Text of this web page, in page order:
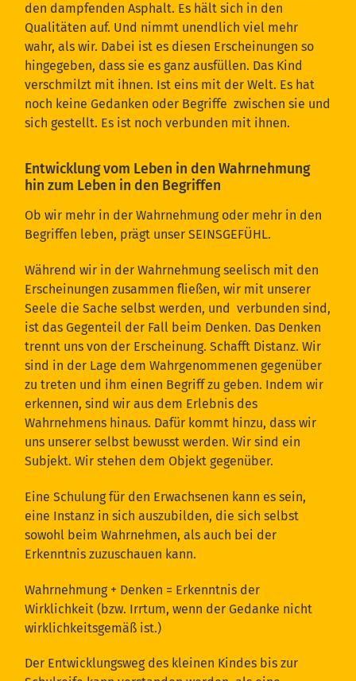
den dampfenden Asphalt. Es hält sich in den
Qualitäten auf. Und nimmt unendlich viel mehr
wahr, als wir. Dabei ist es diesen Erscheinungen so
hingegeben, dass sie es ganz ausfüllen. Das Kind
verschmilzt mit ihnen. Ist eins mit der Welt. Es hat
noch keine Gedanken oder Begriffe zwischen sie und
sich gestellt. Es ist noch verbunden mit ihnen.
Entwicklung vom Leben in den Wahrnehmung
hin zum Leben in den Begriffen
Ob wir mehr in der Wahrnehmung oder mehr in den
Begriffen leben, prägt unser SEINSGEFÜHL.
Während wir in der Wahrnehmung seelisch mit den
Erscheinungen zusammen fließen, wir mit unserer
Seele die Sache selbst werden, und verbunden sind,
ist das Gegenteil der Fall beim Denken. Das Denken
trennt uns von der Erscheinung. Schafft Distanz. Wir
sind in der Lage dem Wahrgenommenen gegenüber
zu treten und ihm einen Begriff zu geben. Indem wir
erkennen, sind wir aus dem Erlebnis des
Wahrnehmens hinaus. Dafür kommt hinzu, dass wir
uns unserer selbst bewusst werden. Wir sind ein
Subjekt. Wir stehen dem Objekt gegenüber.
Eine Schulung für den Erwachsenen kann es sein,
eine Instanz in sich auszubilden, die sich selbst
sowohl beim Wahrnehmen, als auch bei der
Erkenntnis zuzuschauen kann.
Wahrnehmung + Denken = Erkenntnis der
Wirklichkeit (bzw. Irrtum, wenn der Gedanke nicht
wirklichkeitsgemäß ist.)
Der Entwicklungsweg des kleinen Kindes bis zur